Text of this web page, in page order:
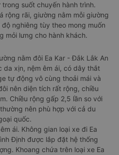
suốt chuyến hành trình.
rộng rãi, giường nằm mỗi giường
nghiêng tùy theo mong muốn
mỏi lưng cho hành khách.
nằm đôi Ea Kar - Đắk Lắk An
da xịn, nệm êm ái, có dây thắt
tự động vô cùng thoải mái và
nên diện tích rất rộng, chiều
Chiều rộng gấp 2,5 lần so với
nên phù hợp với cả du
quốc.
ái. Không gian loại xe đi Ea
Định được lắp đặt hệ thống
Khoang chứa trên loại xe Ea